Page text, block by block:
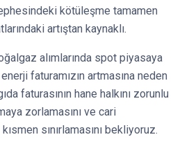
kötüleşme tamamen
artıştan kaynaklı.
alımlarında spot piyasaya
enerji faturamızın artmasına neden
faturasının hane halkını zorunlu
zorlamasını ve cari
sınırlamasını bekliyoruz.